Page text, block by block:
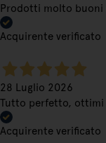
Prodotti molto buoni
Acquirente verificato
28 Luglio 2026
Tutto perfetto, ottimi
Acquirente verificato